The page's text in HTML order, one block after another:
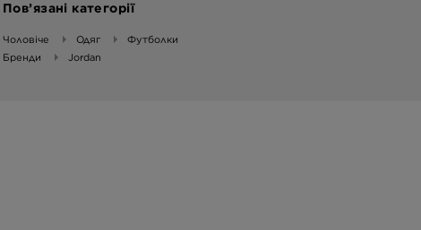
Пов’язані категорії
Чоловіче Одяг
Футболки
Бренди
Jordan